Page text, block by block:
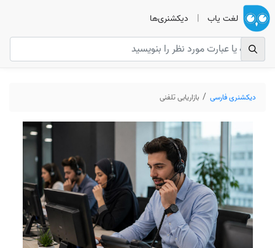
لغت یاب | دیکشنری‌ها
دیکشنری فارسی بازاریابی تلفنی